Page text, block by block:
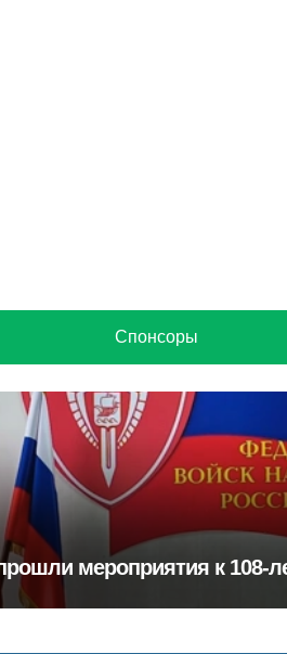
Спонсоры
мероприятия к